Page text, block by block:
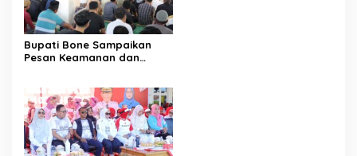
Bupati Bone Sampaikan
Pesan Keamanan dan